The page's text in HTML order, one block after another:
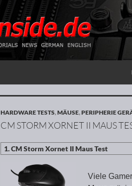
HARDWARE TESTS,MÄUSE,PERIPHERIE
CM STORM XORNET II MAUS
Viele